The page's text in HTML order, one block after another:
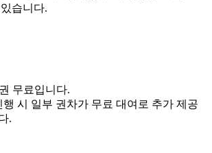
습니다.
무료입니다.
시 일부 권차가 무료 대여로 추가 제공
.